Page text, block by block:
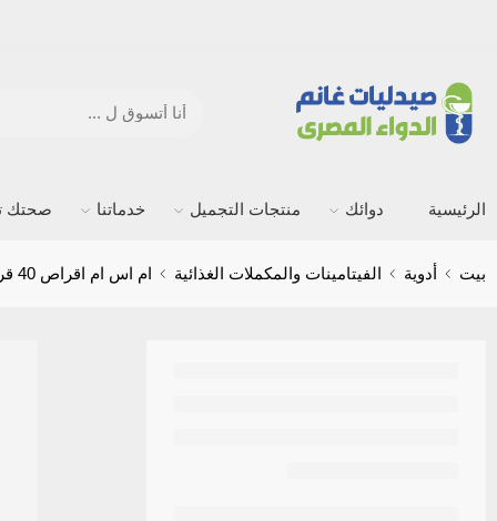
الرئيسية دوائك منتجات التجميل خدماتنا صحتك
بيت أدوية الفيتامينات والمكملات الغذائية ام اس ام اقراص 40 قرص